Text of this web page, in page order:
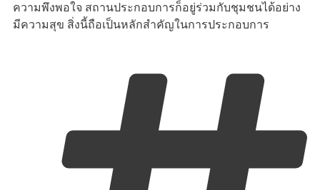
ความพึงพอใจ สถานประกอบการก็อยู่ร่วมกับชุมชนได้อย่าง
มีความสุข สิ่งนี้ถือเป็นหลักสำคัญในการประกอบการ